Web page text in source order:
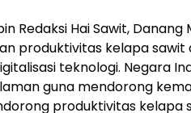
Redaksi Hai Sawit, Danang
produktivitas kelapa sawit
teknologi. Negara
guna mendorong
produktivitas kelapa